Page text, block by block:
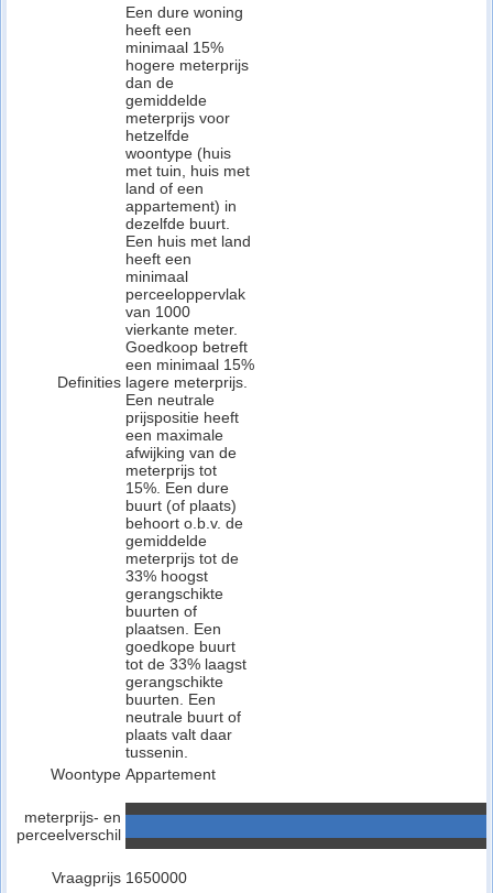
Definities
Een dure woning
heeft een
minimaal 15%
hogere meterprijs
dan de
gemiddelde
meterprijs voor
hetzelfde
woontype (huis
met tuin, huis met
land of een
appartement) in
dezelfde buurt.
Een huis met land
heeft een
minimaal
perceeloppervlak
van 1000
vierkante meter.
Goedkoop betreft
een minimaal 15%
lagere meterprijs.
Een neutrale
prijspositie heeft
een maximale
afwijking van de
meterprijs tot
15%. Een dure
buurt (of plaats)
behoort o.b.v. de
gemiddelde
meterprijs tot de
33% hoogst
gerangschikte
buurten of
plaatsen. Een
goedkope buurt
tot de 33% laagst
gerangschikte
buurten. Een
neutrale buurt of
plaats valt daar
tussenin.
Woontype Appartement
meterprijs- en
perceelverschil
Vraagprijs 1650000